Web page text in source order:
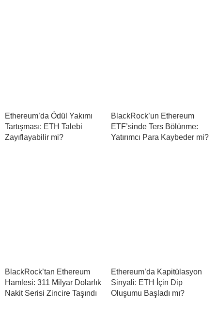
Ethereum’da Ödül Yakımı
Tartışması: ETH Talebi
Zayıflayabilir mi?
BlackRock’un Ethereum
ETF’sinde Ters Bölünme:
Yatırımcı Para Kaybeder mi?
BlackRock’tan Ethereum
Hamlesi: 311 Milyar Dolarlık
Nakit Serisi Zincire Taşındı
Ethereum’da Kapitülasyon
Sinyali: ETH İçin Dip
Oluşumu Başladı mı?